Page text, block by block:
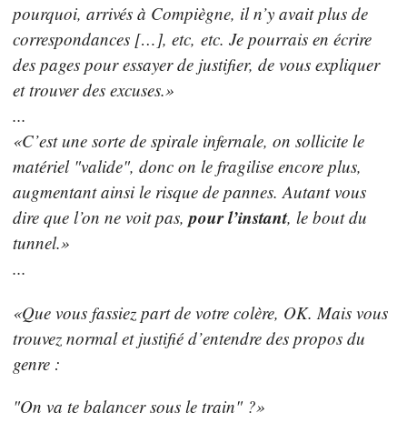
pourquoi, arrivés à Compiègne, il n’y avait plus de
correspondances […], etc, etc. Je pourrais en écrire
des pages pour essayer de justifier, de vous expliquer
et trouver des excuses.»
...
«C’est une sorte de spirale infernale, on sollicite le
matériel "valide", donc on le fragilise encore plus,
augmentant ainsi le risque de pannes. Autant vous
dire que l’on ne voit pas, pour l’instant, le bout du
tunnel.»
...
«Que vous fassiez part de votre colère, OK. Mais vous
trouvez normal et justifié d’entendre des propos du
genre :
"On va te balancer sous le train" ?»